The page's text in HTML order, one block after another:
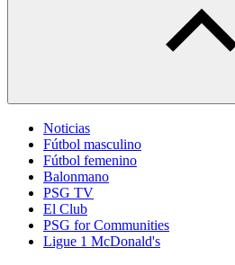
Noticias
Fútbol masculino
Fútbol femenino
Balonmano
PSG TV
El Club
PSG for Communities
Ligue 1 McDonald's